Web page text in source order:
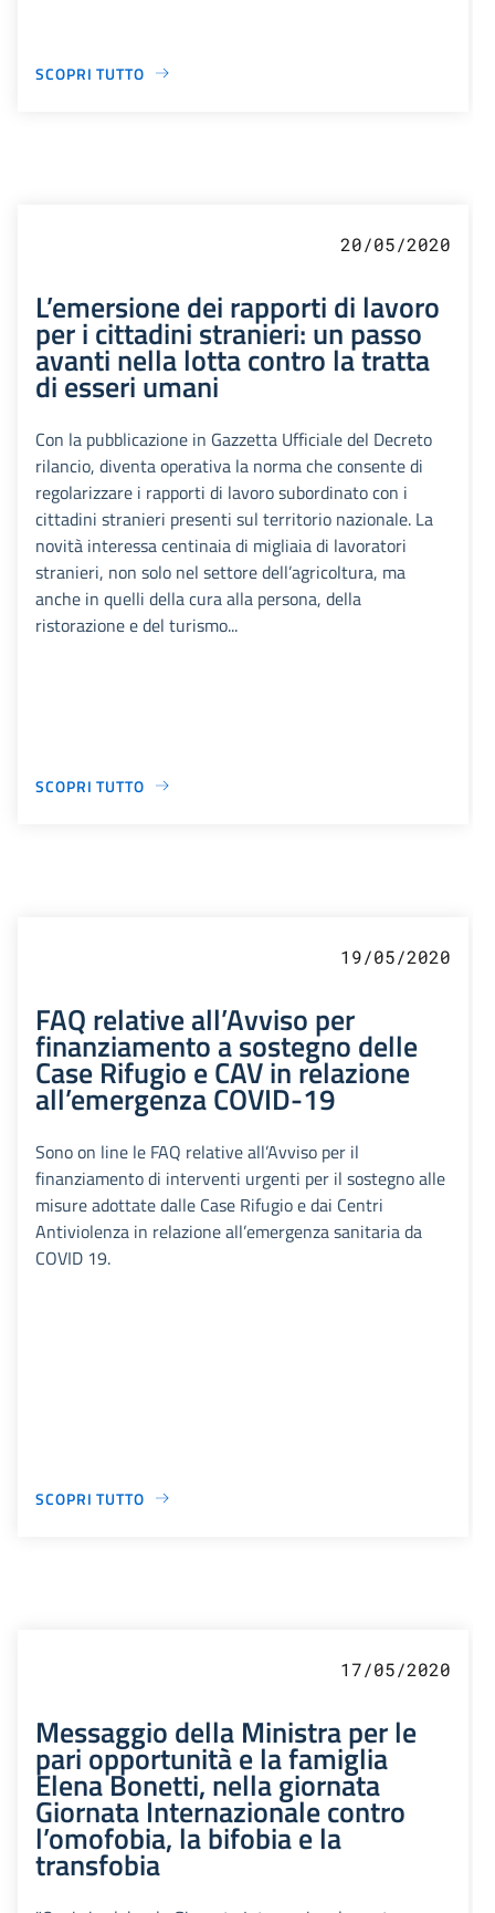
SCOPRI TUTTO
20/05/2020
L’emersione dei rapporti di lavoro
per i cittadini stranieri: un passo
avanti nella lotta contro la tratta
di esseri umani
Con la pubblicazione in Gazzetta Ufficiale del Decreto
rilancio, diventa operativa la norma che consente di
regolarizzare i rapporti di lavoro subordinato con i
cittadini stranieri presenti sul territorio nazionale. La
novità interessa centinaia di migliaia di lavoratori
stranieri, non solo nel settore dell’agricoltura, ma
anche in quelli della cura alla persona, della
ristorazione e del turismo...
SCOPRI TUTTO
19/05/2020
FAQ relative all’Avviso per
finanziamento a sostegno delle
Case Rifugio e CAV in relazione
all’emergenza COVID-19
Sono on line le FAQ relative all’Avviso per il
finanziamento di interventi urgenti per il sostegno alle
misure adottate dalle Case Rifugio e dai Centri
Antiviolenza in relazione all’emergenza sanitaria da
COVID 19.
SCOPRI TUTTO
17/05/2020
Messaggio della Ministra per le
pari opportunità e la famiglia
Elena Bonetti, nella giornata
Giornata Internazionale contro
l’omofobia, la bifobia e la
transfobia